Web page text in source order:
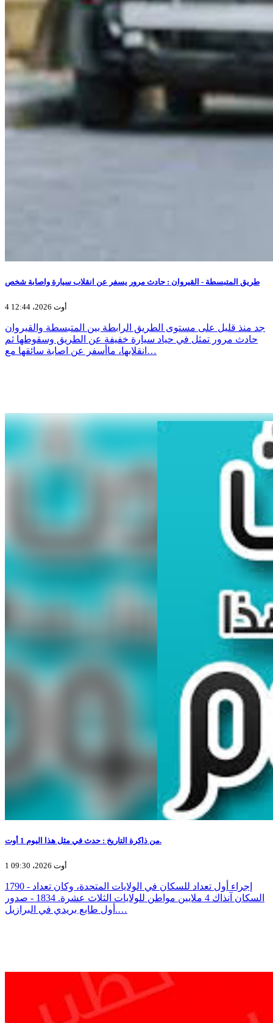
طريق المتبسطة - القيروان : حادث مرور يسفر عن انقلاب سيارة واصابة شخص
4 أوت 2026، 12:44
جد منذ قليل على مستوى الطريق الرابطة بين المتبسطة والقيروان
حادث مرور تمثل في حياد سيارة خفيفة عن الطريق وسقوطها ثم
انقلابها، ماأسفر عن اصابة سائقها مع…
من ذاكرة التاريخ : حدث في مثل هذا اليوم 1 أوت.
1 أوت 2026، 09:30
1790 - إجراء أول تعداد للسكان في الولايات المتحدة، وكان تعداد
السكان آنذاك 4 ملايين مواطن للولايات الثلاث عشرة. 1834 - صدور
أول طابع بريدي في البرازيل.…